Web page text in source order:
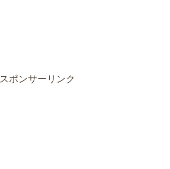
スポンサーリンク